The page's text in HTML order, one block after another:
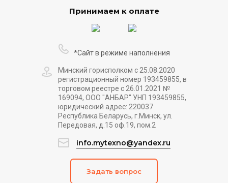
Принимаем к оплате
*Сайт в режиме наполнения
Минский горисполком с 25.08.2020
регистрационный номер 193459855, в
торговом реестре с 26.01.2021 №
169094, ООО "АНБАР" УНП 193459855,
юридический адрес: 220037
Республика Беларусь, г.Минск, ул.
Передовая, д.15 оф.19, пом.2
info.mytexno@yandex.ru
Задать вопрос